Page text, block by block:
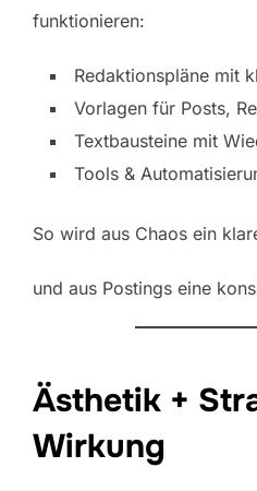
funktionieren:
Redaktionspläne mit
Vorlagen für Posts,
Textbausteine mit
Tools &
So wird aus Chaos ein
und aus Postings eine
Ästhetik +
Wirkung